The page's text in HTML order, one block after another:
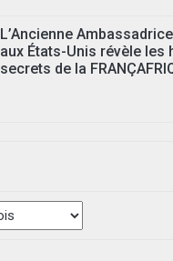
L’Ancienne Ambassadrice
aux États-Unis révèle les
secrets de la